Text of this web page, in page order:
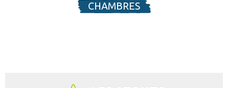
CHAMBRES